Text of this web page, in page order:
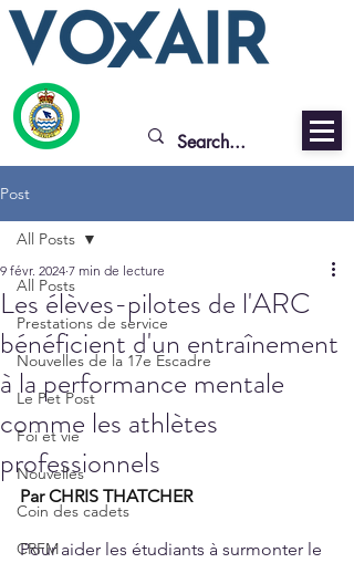
Post
All Posts
Prestations de service
Nouvelles de la 17e Escadre
Le Pet Post
Foi et vie
Nouvelles
Coin des cadets
CRFM
All Posts
Les élèves-pilotes de l'ARC
bénéficient d'un entraînement
à la performance mentale
comme les athlètes
professionnels
9 févr. 2024 7 min de lecture
Par CHRIS THATCHER
Pour aider les étudiants à surmonter le